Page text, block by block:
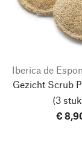
Gezicht Scrub
(3
€